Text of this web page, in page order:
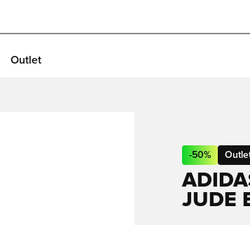
Outlet
-50%
JUDE